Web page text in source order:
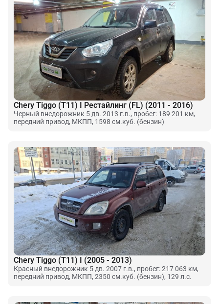
Chery Tiggo (T11) I Рестайлинг (FL) (2011 - 2016)
Черный внедорожник 5 дв. 2013 г.в., пробег: 189 201 км,
передний привод, МКПП, 1598 см.куб. (бензин)
Chery Tiggo (T11) I (2005 - 2013)
Красный внедорожник 5 дв. 2007 г.в., пробег: 217 063 км,
передний привод, МКПП, 2350 см.куб. (бензин), 129 л.с.